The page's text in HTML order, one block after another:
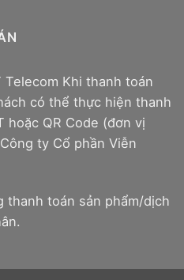
Khi thanh toán
có thể thực hiện thanh
hoặc QR Code (đơn vị
ty Cổ phần Viễn
thanh toán sản phẩm/dịch